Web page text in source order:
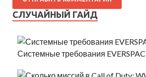
СЛУЧАЙНЫЙ ГАЙД
Системные требования